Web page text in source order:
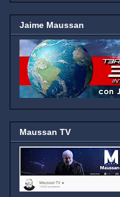
Jaime Maussan
Maussan TV